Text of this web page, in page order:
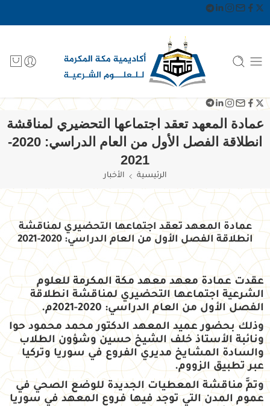
عمادة المعهد تعقد اجتماعها التحضيري لمناقشة
انطلاقة الفصل الأول من العام الدراسي: 2020-
2021
الرئيسية الأخبار
عمادة المعهد تعقد اجتماعها التحضيري لمناقشة
انطلاقة الفصل الأول من العام الدراسي: 2020-2021
عقدت عمادة معهد معهد مكة المكرمة للعلوم
الشرعية اجتماعها التحضيري لمناقشة انطلاقة
الفصل الأول من العام الدراسي: 2020-2021م.
وذلك بحضور عميد المعهد الدكتور محمد محمود حوا
ونائبة الأستاذ خلف الشيخ حسين وشؤون الطلاب
والسادة المشايخ مديري الفروع في سوريا وتركيا
عبر تطبيق الزووم.
وتمَّ مناقشة المعطيات الجديدة للوضع الصحي في
عموم المدن التي توجد فيها فروع المعهد في سوريا